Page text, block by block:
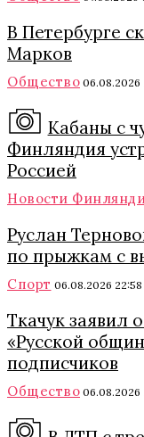
В Петербурге
Марков
Общество 06.08.2026
Кабаны с
Финляндия
Россией
Новости
Руслан
по прыжкам с
Спорт 06.08.2026 22:58
Ткачук заявил
«Русской
подписчиков
Общество 06.08.2026